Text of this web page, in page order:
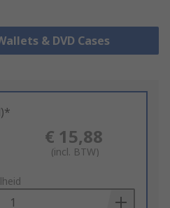
& DVD Cases
€ 15,88
(incl. BTW)